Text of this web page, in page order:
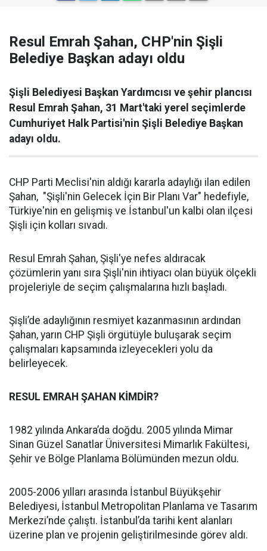
Resul Emrah Şahan, CHP'nin Şişli
Belediye Başkan adayı oldu
Şişli Belediyesi Başkan Yardımcısı ve şehir plancısı
Resul Emrah Şahan, 31 Mart'taki yerel seçimlerde
Cumhuriyet Halk Partisi'nin Şişli Belediye Başkan
adayı oldu.
CHP Parti Meclisi'nin aldığı kararla adaylığı ilan edilen
Şahan, "Şişli'nin Gelecek İçin Bir Planı Var" hedefiyle,
Türkiye'nin en gelişmiş ve İstanbul'un kalbi olan ilçesi
Şişli için kolları sıvadı.
Resul Emrah Şahan, Şişli'ye nefes aldıracak
çözümlerin yanı sıra Şişli'nin ihtiyacı olan büyük ölçekli
projeleriyle de seçim çalışmalarına hızlı başladı.
Şişli’de adaylığının resmiyet kazanmasının ardından
Şahan, yarın CHP Şişli örgütüyle buluşarak seçim
çalışmaları kapsamında izleyecekleri yolu da
belirleyecek.
RESUL EMRAH ŞAHAN KİMDİR?
1982 yılında Ankara’da doğdu. 2005 yılında Mimar
Sinan Güzel Sanatlar Üniversitesi Mimarlık Fakültesi,
Şehir ve Bölge Planlama Bölümünden mezun oldu.
2005-2006 yılları arasında İstanbul Büyükşehir
Belediyesi, İstanbul Metropolitan Planlama ve Tasarım
Merkezi’nde çalıştı. İstanbul’da tarihi kent alanları
üzerine plan ve projenin geliştirilmesinde görev aldı.